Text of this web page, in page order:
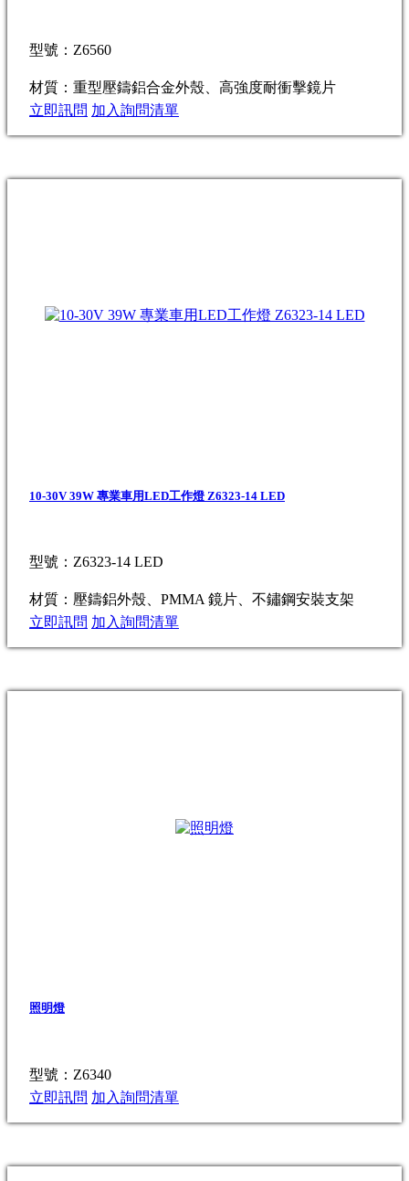
型號：Z6560
材質：重型壓鑄鋁合金外殼、高強度耐衝擊鏡片
立即訊問 加入詢問清單
10-30V 39W 專業車用LED工作燈 Z6323-14 LED
型號：Z6323-14 LED
材質：壓鑄鋁外殼、PMMA 鏡片、不鏽鋼安裝支架
立即訊問 加入詢問清單
照明燈
型號：Z6340
立即訊問 加入詢問清單